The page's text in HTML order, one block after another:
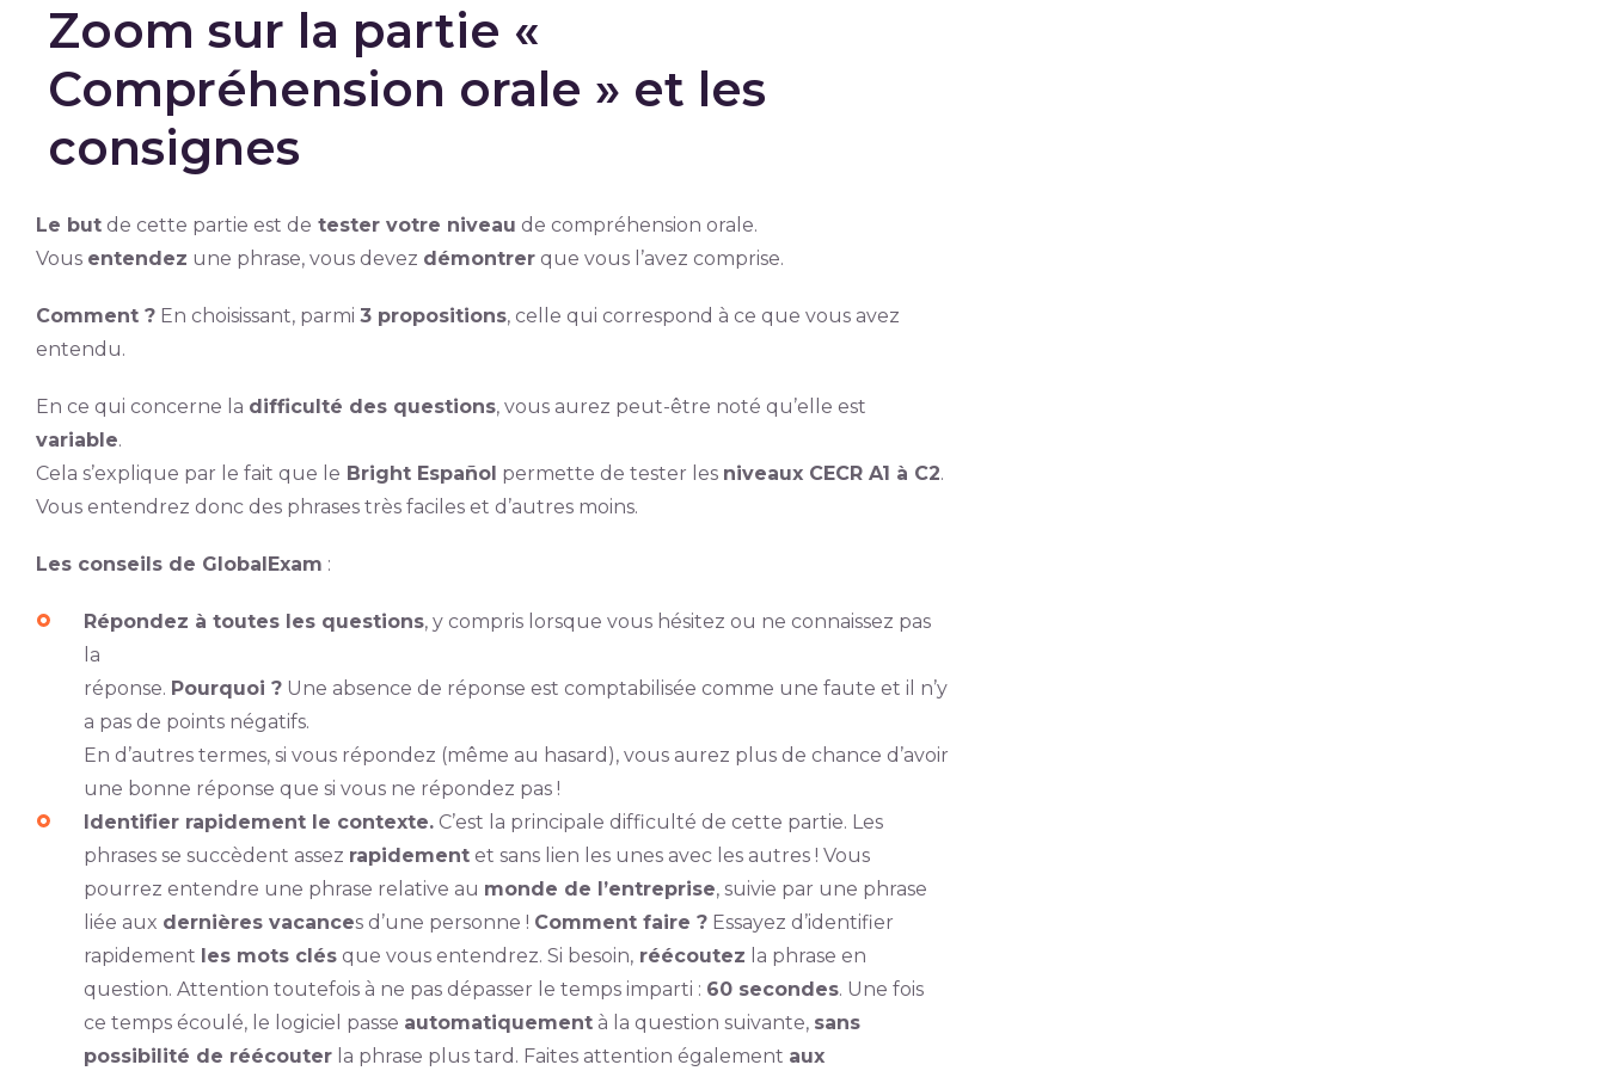
Zoom sur la partie «
Compréhension orale » et les
consignes
Le butde cette partie est de tester votre niveau de compréhension orale.
Vous entendez une phrase, vous devez démontrerque vous l’avez comprise.
Comment ?En choisissant, parmi 3 propositions, celle qui correspond à ce que vous avez
entendu.
En ce qui concerne la difficulté des questions, vous aurez peut-être noté qu’elle est
variable.
Cela s’explique par le fait que le Bright Español permette de tester les niveaux CECR A1 à C2.
Vous entendrez donc des phrases très faciles et d’autres moins.
Les conseils de GlobalExam :
Répondez à toutes les questions, y compris lorsque vous hésitez ou ne connaissez pas
la
réponse. Pourquoi ?Une absence de réponse est comptabilisée comme une faute et il n’y
a pas de points négatifs.
En d’autres termes, si vous répondez (même au hasard), vous aurez plus de chance d’avoir
une bonne réponse que si vous ne répondez pas !
Identifier rapidement le contexte.C’est la principale difficulté de cette partie. Les
phrases se succèdent assez rapidementet sans lien les unes avec les autres ! Vous
pourrez entendre une phrase relative au monde de l’entreprise, suivie par une phrase
liée aux dernières vacances d’une personne ! Comment faire ?Essayez d’identifier
rapidement les mots clésque vous entendrez. Si besoin,réécoutez la phrase en
question. Attention toutefois à ne pas dépasser le temps imparti : 60 secondes. Une fois
ce temps écoulé, le logiciel passe automatiquementà la question suivante, sans
possibilité de réécouterla phrase plus tard. Faites attention également aux